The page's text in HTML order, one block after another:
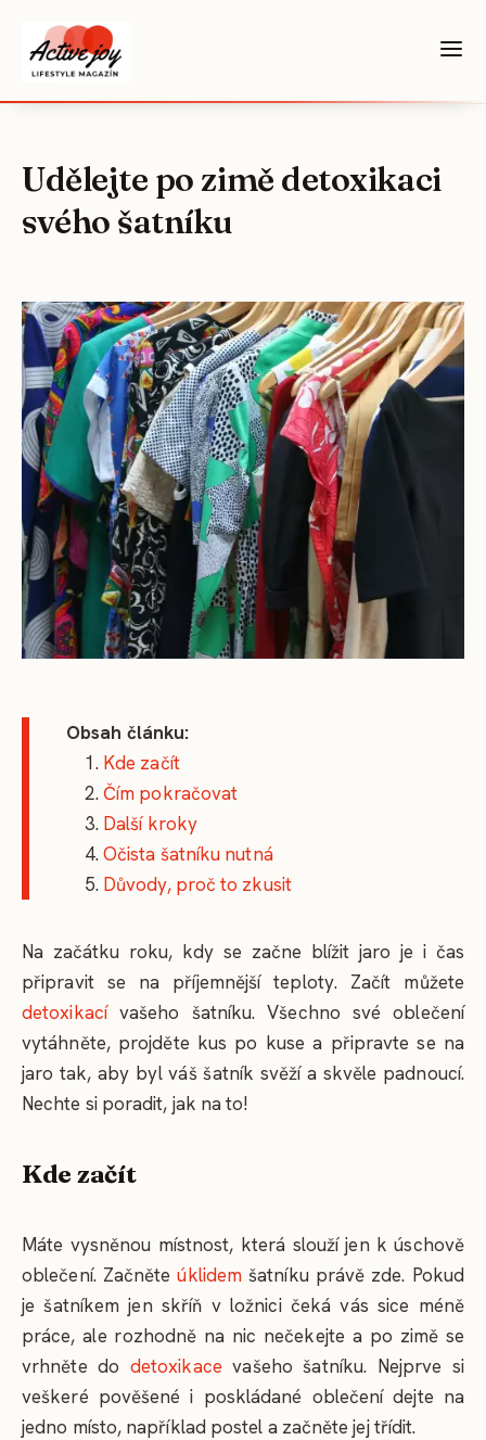
Udělejte po zimě detoxikaci
svého šatníku
Obsah článku:
Kde začít
Čím pokračovat
Další kroky
Očista šatníku nutná
Důvody, proč to zkusit
Na začátku roku, kdy se začne blížit jaro je i čas
připravit se na příjemnější teploty. Začít můžete
detoxikacívašeho šatníku. Všechno své oblečení
vytáhněte, projděte kus po kuse a připravte se na
jaro tak, aby byl váš šatník svěží a skvěle padnoucí.
Nechte si poradit, jak na to!
Kde začít
Máte vysněnou místnost, která slouží jen k úschově
oblečení. Začněteúklidem šatníku právě zde. Pokud
je šatníkem jen skříň v ložnici čeká vás sice méně
práce, ale rozhodně na nic nečekejte a po zimě se
vrhněte do detoxikace vašeho šatníku. Nejprve si
veškeré pověšené i poskládané oblečení dejte na
jedno místo, například postel a začněte jej třídit.